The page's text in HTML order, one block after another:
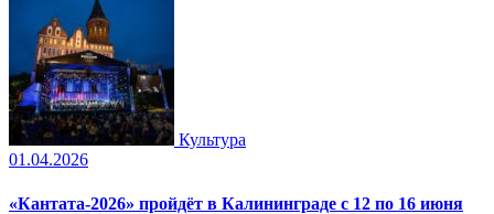
Культура
01.04.2026
«Кантата-2026» пройдёт в Калининграде с 12 по 16 июня